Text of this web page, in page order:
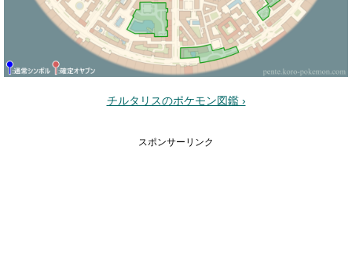
チルタリスのポケモン図鑑 ›
スポンサーリンク